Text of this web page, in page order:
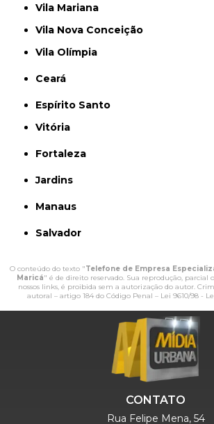
Vila Mariana
Vila Nova Conceição
Vila Olímpia
Ceará
Espírito Santo
Vitória
Fortaleza
Jardins
Manaus
Salvador
O conteúdo do texto "Telefone de Empresa
Maricá" é de direito reservado. Sua reprodução, parcial
nossos links, é proibida sem a autorização do autor.
autoral – artigo 184 do Código Penal – Lei 9610/98 -
CONTATO
Rua Felipe Mena, 54